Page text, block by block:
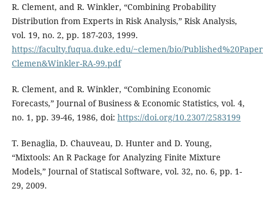
R. Clement, and R. Winkler, “Combining Probability
Distribution from Experts in Risk Analysis,” Risk Analysis,
vol. 19, no. 2, pp. 187-203, 1999.
https://faculty.fuqua.duke.edu/~clemen/bio/
Clemen&Winkler-RA-99.pdf
R. Clement, and R. Winkler, “Combining Economic
Forecasts,” Journal of Business & Economic Statistics, vol. 4,
no. 1, pp. 39-46, 1986, doi: https://doi.org/10.2307/2583199
T. Benaglia, D. Chauveau, D. Hunter and D. Young,
“Mixtools: An R Package for Analyzing Finite Mixture
Models,” Journal of Statiscal Software, vol. 32, no. 6, pp. 1-
29, 2009.